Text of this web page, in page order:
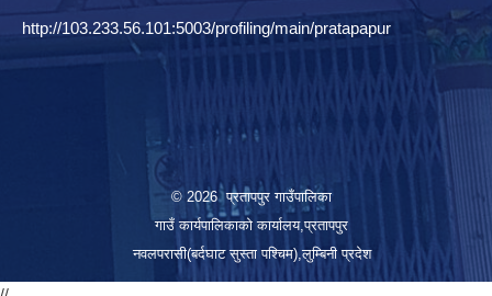
http://103.233.56.101:5003/profiling/main/pratapapur
© 2026 प्रतापपुर गाउँपालिका
गाउँ कार्यपालिकाको कार्यालय,प्रतापपुर
नवलपरासी(बर्दघाट सुस्ता पश्चिम),लुम्बिनी प्रदेश